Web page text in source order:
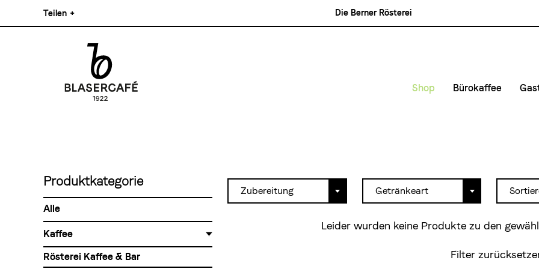
Teilen +
Pinterest
Instagram
Linkedin
Die Berner Rösterei
Shop Bürokaffee
Produktkategorie
Alle
Kaffee
Bohnenkaffee
Rösterei Kaffee & Bar
Zubereitung Getränkeart
Leider wurden keine Produkte zu den
Filter